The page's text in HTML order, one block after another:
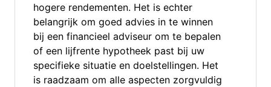
hogere rendementen. Het is echter
belangrijk om goed advies in te winnen
bij een financieel adviseur om te bepalen
of een lijfrente hypotheek past bij uw
specifieke situatie en doelstellingen. Het
is raadzaam om alle aspecten zorgvuldig